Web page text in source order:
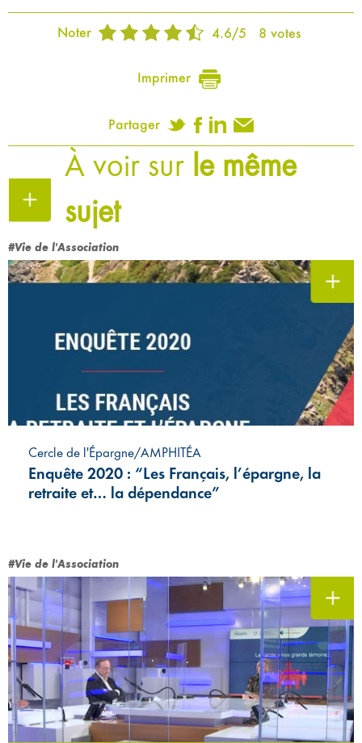
Noter 4.6/5 8 votes
Imprimer
Partager
À voir sur le même
sujet
#Vie de l'Association
Cercle de l'Épargne/AMPHITÉA
Enquête 2020 : “Les Français, l’épargne, la
retraite et… la dépendance”
#Vie de l'Association